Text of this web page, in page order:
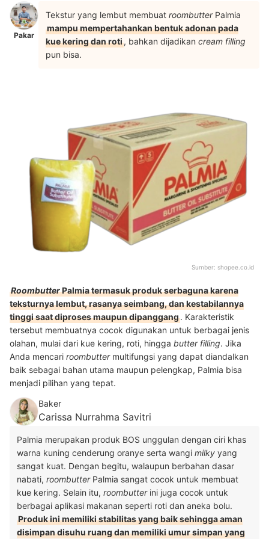
Pakar
Tekstur yang lembut membuat roombutterPalmia
mampu mempertahankan bentuk adonan pada
kue kering dan roti, bahkan dijadikan cream filling
pun bisa.
Sumber: shopee.co.id
RoombutterPalmia termasuk produk serbaguna karena
teksturnya lembut, rasanya seimbang, dan kestabilannya
tinggi saat diproses maupun dipanggang. Karakteristik
tersebut membuatnya cocok digunakan untuk berbagai jenis
olahan, mulai dari kue kering, roti, hingga butter filling. Jika
Anda mencari roombuttermultifungsi yang dapat diandalkan
baik sebagai bahan utama maupun pelengkap, Palmia bisa
menjadi pilihan yang tepat.
Baker
Carissa Nurrahma Savitri
Palmia merupakan produk BOS unggulan dengan ciri khas
warna kuning cenderung oranye serta wangi milky yang
sangat kuat. Dengan begitu, walaupun berbahan dasar
nabati, roombutter Palmia sangat cocok untuk membuat
kue kering. Selain itu, roombutterini juga cocok untuk
berbagai aplikasi makanan seperti roti dan aneka bolu.
Produk ini memiliki stabilitas yang baik sehingga aman
disimpan disuhu ruang dan memiliki umur simpan yang